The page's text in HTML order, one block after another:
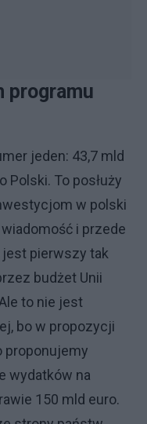
programu
jeden: 43,7 mld
Polski. To posłuży
w polski
i przede
pierwszy tak
budżet Unii
to nie jest
bo w propozycji
proponujemy
wydatków na
150 mld euro.